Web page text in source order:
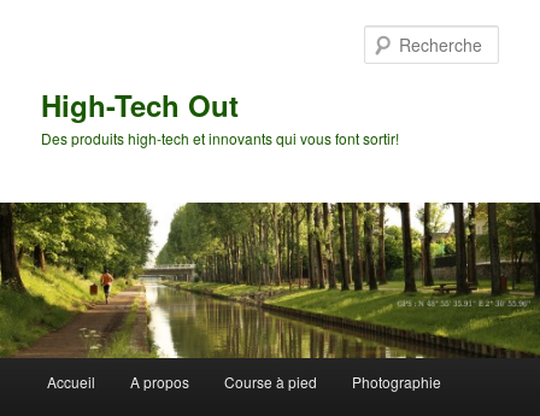
High-Tech Out
Des produits high-tech et innovants qui vous font sortir!
principal
Accueil A propos Course à pied Photographie